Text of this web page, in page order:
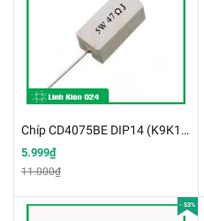
Chíp CD4075BE DIP14 (K9K19)
5.999₫
11.000₫
- 53%